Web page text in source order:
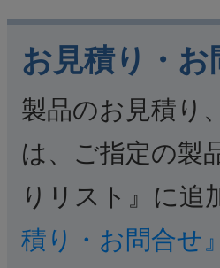
お見積り・お
製品のお見積り
は、ご指定の製
りリスト』に追
積り・お問合せ